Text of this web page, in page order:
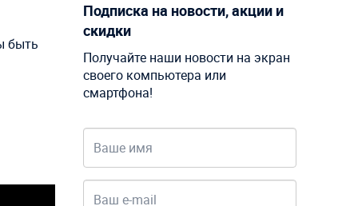
быть
Подписка на новости, акции и
скидки
Получайте наши новости на экран
своего компьютера или
смартфона!